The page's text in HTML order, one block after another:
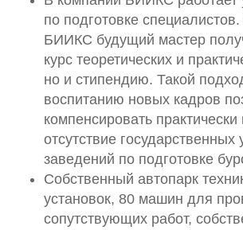
по подготовке
БИИКС будущий мастер
курс теоретических и
но и стипендию. Такой
воспитанию новых кадров
компенсировать
отсутствие государственных
заведений по подготовке
Собственный автопарк
установок, 80 машин для
сопутствующих работ,